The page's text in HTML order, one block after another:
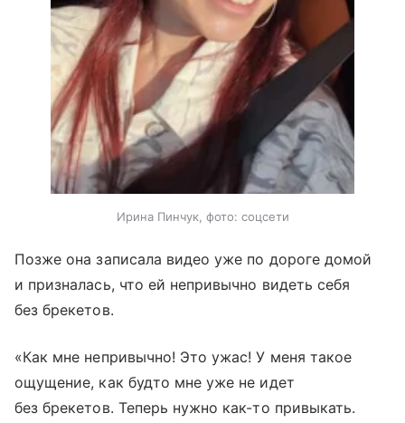
Ирина Пинчук, фото: соцсети
Позже она записала видео уже по дороге домой
и призналась, что ей непривычно видеть себя
без брекетов.
«Как мне непривычно! Это ужас! У меня такое
ощущение, как будто мне уже не идет
без брекетов. Теперь нужно как-то привыкать.